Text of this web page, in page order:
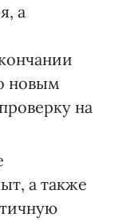
а
новым
на
а также